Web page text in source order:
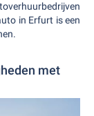
in Erfurt is een
met